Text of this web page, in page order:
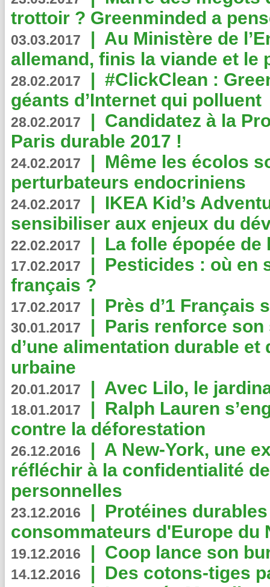
trottoir ? Greenminded a
03.03.2017 | Au Ministère de
allemand, finis la viande et le
28.02.2017 | #ClickClean :
géants d’Internet qui polluent
28.02.2017 | Candidatez à la
Paris durable 2017 !
24.02.2017 | Même les écolos
perturbateurs endocriniens
24.02.2017 | IKEA Kid’s
sensibiliser aux enjeux du
22.02.2017 | La folle épopée de
17.02.2017 | Pesticides : où en
français ?
17.02.2017 | Près d’1 Français
30.01.2017 | Paris renforce
d’une alimentation durable et
urbaine
20.01.2017 | Avec Lilo, le
18.01.2017 | Ralph Lauren
contre la déforestation
26.12.2016 | A New-York, une
réfléchir à la confidentialité
personnelles
23.12.2016 | Protéines
consommateurs d'Europe du
19.12.2016 | Coop lance son
14.12.2016 | Des cotons-tiges